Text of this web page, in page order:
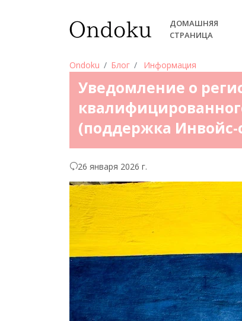
ДОМАШНЯЯ
СТРАНИЦА
Ondoku Блог Информация
Уведомление о
(поддержка
26 января 2026 г.